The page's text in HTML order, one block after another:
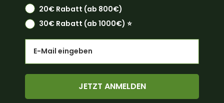
20€ Rabatt (ab 800€)
30€ Rabatt (ab 1000€) ⭐️
JETZT ANMELDEN